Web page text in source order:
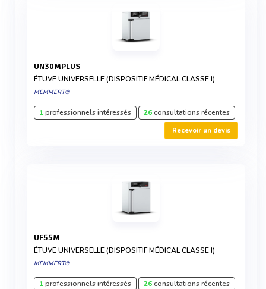
UN30MPLUS
ÉTUVE UNIVERSELLE (DISPOSITIF MÉDICAL CLASSE I)
MEMMERT®
1professionnels intéressés 26consultations récentes
Recevoir un devis
UF55M
ÉTUVE UNIVERSELLE (DISPOSITIF MÉDICAL CLASSE I)
MEMMERT®
1professionnels intéressés 26consultations récentes